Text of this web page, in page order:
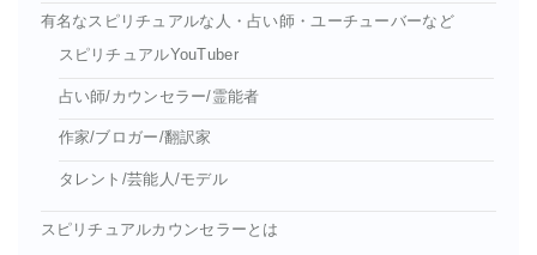
有名なスピリチュアルな人・占い師・ユーチューバーなど
スピリチュアルYouTuber
占い師/カウンセラー/霊能者
作家/ブロガー/翻訳家
タレント/芸能人/モデル
スピリチュアルカウンセラーとは